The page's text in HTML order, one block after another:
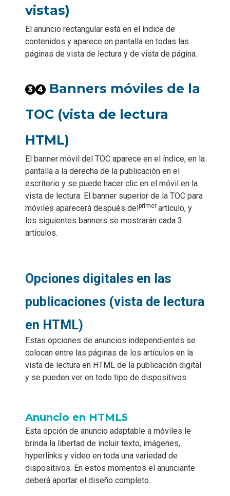
vistas)
El anuncio rectangular está en el índice de
contenidos y aparece en pantalla en todas las
páginas de vista de lectura y de vista de página.
Banners móviles de la
TOC (vista de lectura
HTML)
El banner móvil del TOC aparece en el índice, en la
pantalla a la derecha de la publicación en el
escritorio y se puede hacer clic en el móvil en la
vista de lectura. El banner superior de la TOC para
móviles aparecerá después delprimer artículo, y
los siguientes banners se mostrarán cada 3
artículos.
Opciones digitales en las
publicaciones (vista de lectura
en HTML)
Estas opciones de anuncios independientes se
colocan entre las páginas de los artículos en la
vista de lectura en HTML de la publicación digital
y se pueden ver en todo tipo de dispositivos.
Anuncio en HTML5
Esta opción de anuncio adaptable a móviles le
brinda la libertad de incluir texto, imágenes,
hyperlinks y video en toda una variedad de
dispositivos. En estos momentos el anunciante
deberá aportar el diseño completo.